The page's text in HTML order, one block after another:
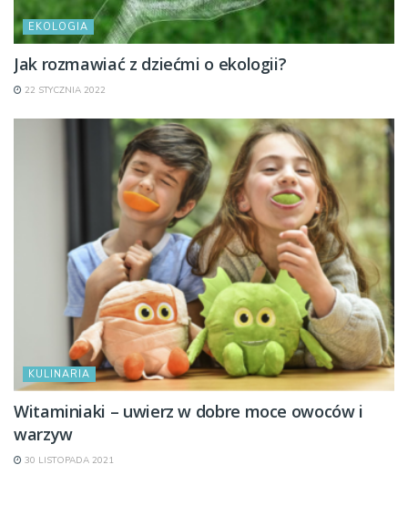
EKOLOGIA
Jak rozmawiać z dziećmi o ekologii?
22 STYCZNIA 2022
KULINARIA
Witaminiaki – uwierz w dobre moce owoców i
warzyw
30 LISTOPADA 2021